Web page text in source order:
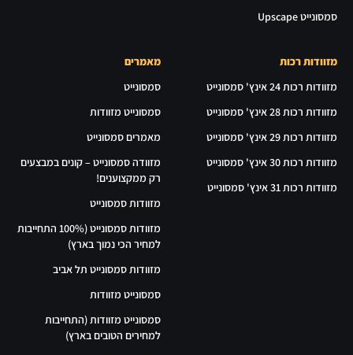
סמסונייט Upscape
מזוודות רכות
מזוודות רכות 24 אינץ' סמסונייט
מזוודות רכות 28 אינץ' סמסונייט
מזוודות רכות 29 אינץ' סמסונייט
מזוודות רכות 30 אינץ' סמסונייט
מזוודות רכות 31 אינץ' סמסונייט
מאמרים
סמסונייט
סמסונייט מזוודות
מאמרים סמסונייט
מזוודה סמסונייט – קונים במבצעים
רק ממקצוענים!
מזוודות סמסונייט
מזוודות סמסונייט (100% התחייבות
למחיר הכי נמוך בארץ)
מזוודות סמסונייט תל אביב
סמסונייט מזוודות
סמסונייט מזוודות (התחייבות
למחירים הטובים בארץ)